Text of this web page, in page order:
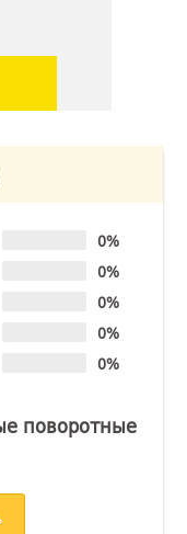
0%
0%
0%
0%
0%
поворотные